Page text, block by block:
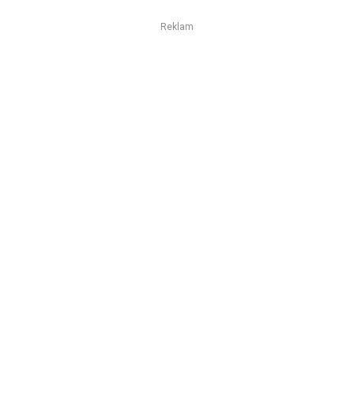
Reklam